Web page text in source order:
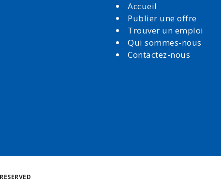
Accueil
Publier une offre
Trouver un emploi
Qui sommes-nous
Contactez-nous